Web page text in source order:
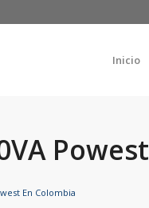
Inicio
Powest
En Colombia